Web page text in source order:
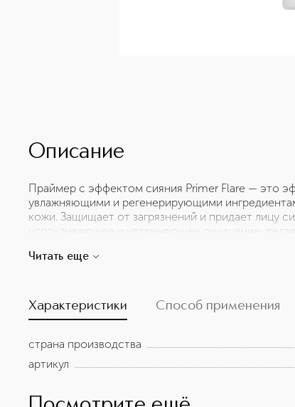
Описание
Праймер с эффектом сияния Primer Flare — это
увлажняющими и регенерирующими
кожи. Защищает от загрязнений и придает лицу
успокаивающее и увлажняющее ощущение,
нормальной и сухой кожи.
Читать еще
Характеристики Способ применения
страна производства
артикул